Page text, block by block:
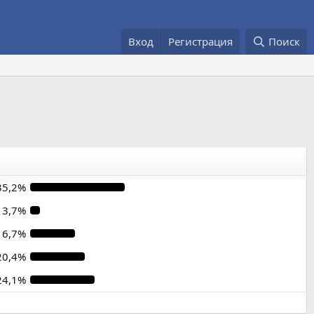
Вход Регистрация Поиск
3,7%